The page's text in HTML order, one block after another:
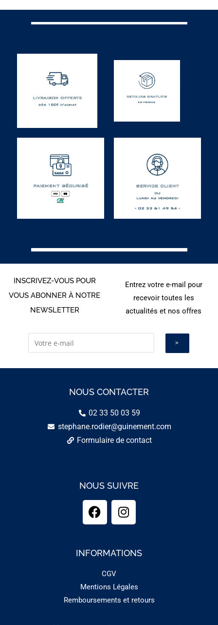
INSCRIVEZ-VOUS POUR
VOUS ABONNER À NOTRE
NEWSLETTER
Entrez votre e-mail pour
recevoir toutes les
actualités et nos offres
NOUS CONTACTER
02 33 50 03 59
stephane.rodier@guinement.com
Formulaire de contact
NOUS SUIVRE
INFORMATIONS
CGV
Mentions Légales
Remboursements et retours